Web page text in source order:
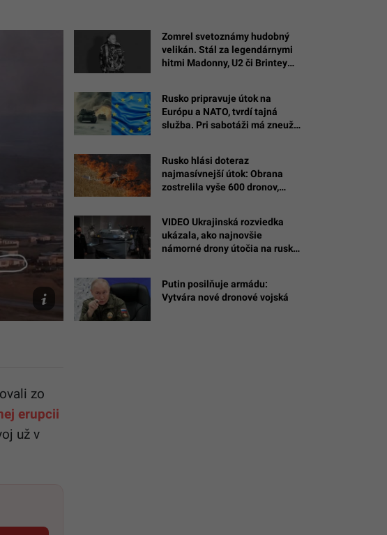
Archív/Petra
zo
erupcii
už v
Zomrel svetoznámy hudobný
velikán. Stál za legendárnymi
hitmi Madonny, U2 či Brintey
Rusko pripravuje útok na
Európu a NATO, tvrdí tajná
služba. Pri sabotáži má zneužiť
Rusko hlási doteraz
najmasívnejší útok: Obrana
zostrelila vyše 600 dronov,
VIDEO Ukrajinská rozviedka
ukázala, ako najnovšie
námorné drony útočia na ruské
Putin posilňuje armádu:
Vytvára nové dronové vojská